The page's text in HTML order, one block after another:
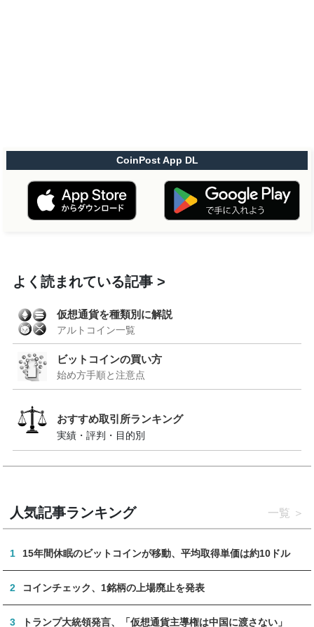
CoinPost App DL
よく読まれている記事
仮想通貨を種類別に解説
アルトコイン一覧
ビットコインの買い方
始め方手順と注意点
おすすめ取引所ランキング
実績・評判・目的別
人気記事ランキング 一覧
1 15年間休眠のビットコインが移動、平均取得単価は約10ドル
2 コインチェック、1銘柄の上場廃止を発表
3 トランプ大統領発言、「仮想通貨主導権は中国に渡さない」